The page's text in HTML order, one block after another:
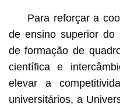
Para reforçar a
de ensino superior do
de formação de
científica e
elevar a
universitários, a